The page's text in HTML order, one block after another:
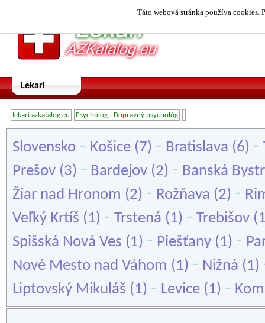
Táto webová stránka používa cookies.
Lekari
lekari.azkatalog.eu Psychológ - Dopravný psychológ
Slovensko - Košice (7) - Bratislava (6) -
Prešov (3) - Bardejov (2) - Banská
Žiar nad Hronom (2) - Rožňava (2) -
Veľký Krtíš (1) - Trstená (1) - Trebišov
Spišská Nová Ves (1) - Piešťany (1) -
Nové Mesto nad Váhom (1) - Nižná (1)
Liptovský Mikuláš (1) - Levice (1) -